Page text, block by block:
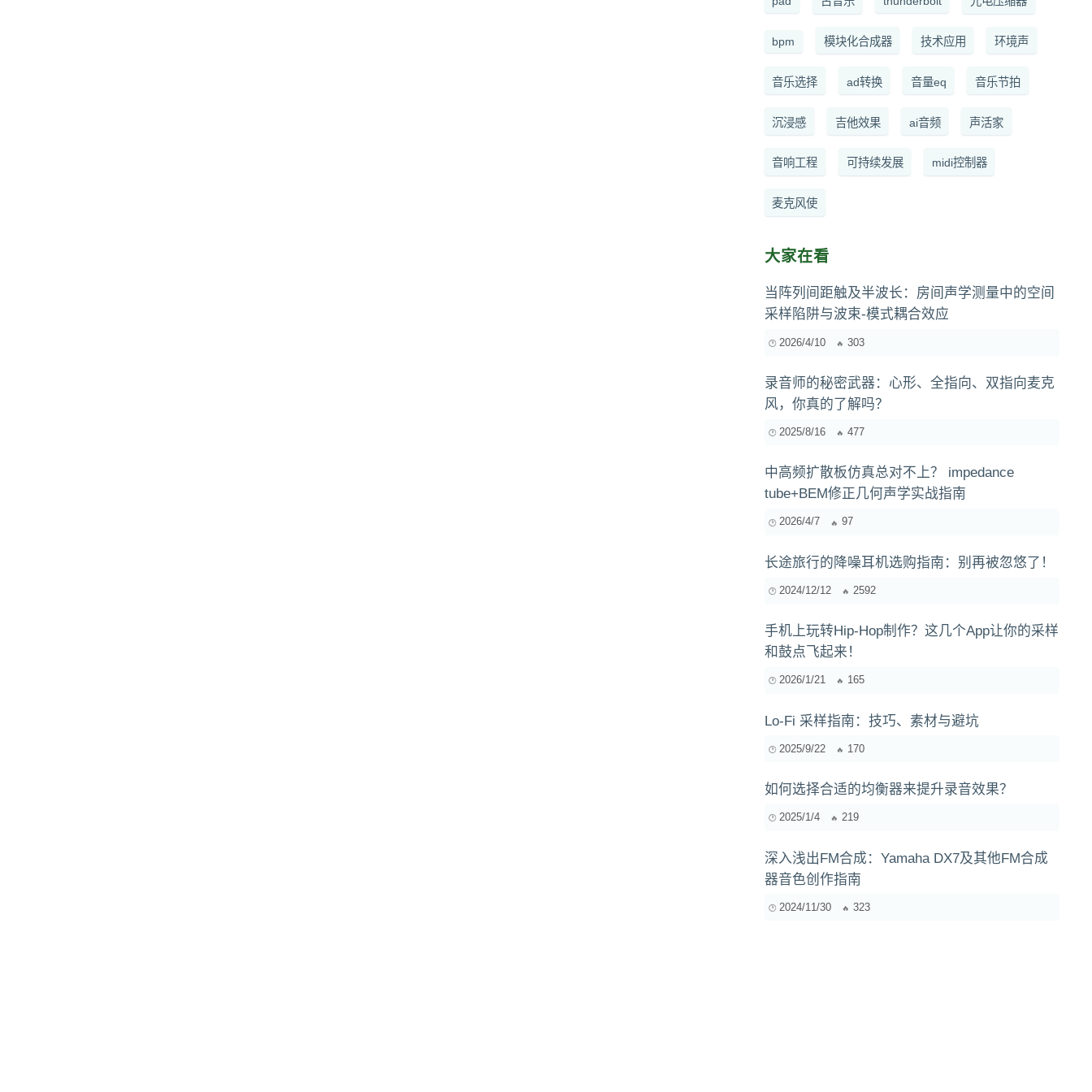
bpm 模块化合成器 技术应用 环境声
音乐选择 ad转换 音量eq 音乐节拍
沉浸感 吉他效果 ai音频 声活家
音响工程 可持续发展 midi控制器
麦克风使
大家在看
当阵列间距触及半波长：房间声学测量中的空间
采样陷阱与波束-模式耦合效应
2026/4/10 303
录音师的秘密武器：心形、全指向、双指向麦克
风，你真的了解吗？
2025/8/16 477
中高频扩散板仿真总对不上？ impedance
tube+BEM修正几何声学实战指南
2026/4/7 97
长途旅行的降噪耳机选购指南：别再被忽悠了！
2024/12/12 2592
手机上玩转Hip-Hop制作？这几个App让你的采样
和鼓点飞起来！
2026/1/21 165
Lo-Fi 采样指南：技巧、素材与避坑
2025/9/22 170
如何选择合适的均衡器来提升录音效果？
2025/1/4 219
深入浅出FM合成：Yamaha DX7及其他FM合成
器音色创作指南
2024/11/30 323